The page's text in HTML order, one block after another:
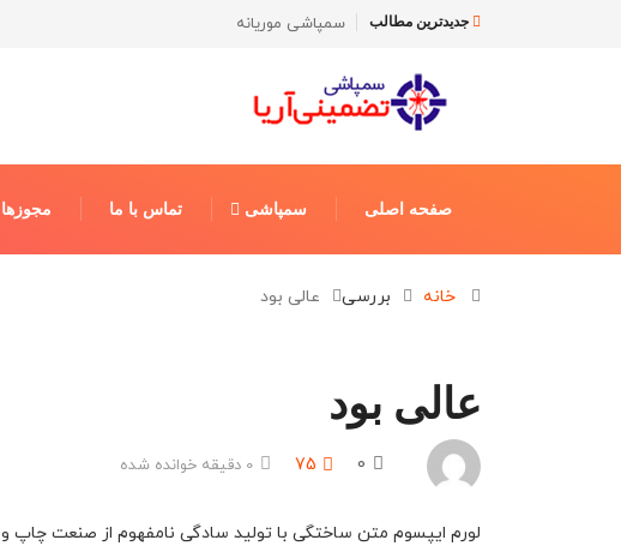
جدیدترین مطالب سمپاشی موریانه
صفحه اصلی سمپاشی تماس با ما مجوزها
خانه بررسی عالی بود
عالی بود
0
75 0 دقیقه خوانده شده
لورم ایپسوم متن ساختگی با تولید سادگی نامفهوم از صنعت چاپ و